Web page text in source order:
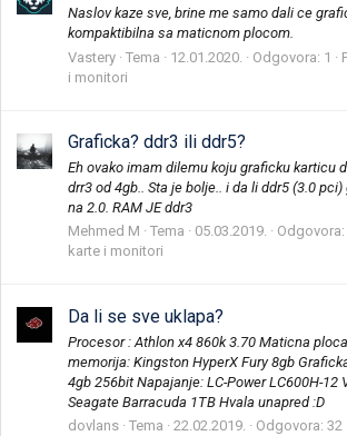
Naslov kaze sve, brine me samo dali ce
kompaktibilna sa maticnom plocom.
Vastery Tema 12.01.2020. Odgovora: 1
i monitori
Graficka? ddr3 ili ddr5?
Eh ovako imam dilemu koju graficku karticu
drr3 od 4gb.. Sta je bolje.. i da li ddr5 (3.0
na 2.0. RAM JE ddr3
Mehmed M
Tema 05.03.2019. Odgovora:
karte i monitori
Da li se sve uklapa?
Procesor : Athlon x4 860k 3.70 Maticna
memorija: Kingston HyperX Fury 8gb
4gb 256bit Napajanje: LC-Power LC600H-12
Seagate Barracuda 1TB Hvala unapred :D
dovlans Tema 22.02.2019. Odgovora: 32